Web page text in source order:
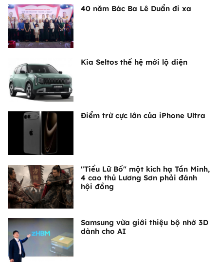
40 năm Bác Ba Lê Duẩn đi xa
Kia Seltos thế hệ mới lộ diện
Điểm trừ cực lớn của iPhone Ultra
"Tiểu Lữ Bố" một kích hạ Tần Minh,
4 cao thủ Lương Sơn phải đánh
hội đồng
Samsung vừa giới thiệu bộ nhớ 3D
dành cho AI